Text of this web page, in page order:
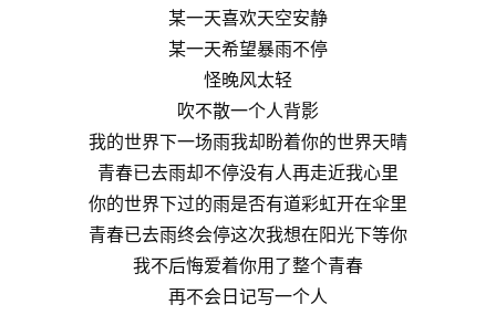
某一天喜欢天空安静
某一天希望暴雨不停
怪晚风太轻
吹不散一个人背影
我的世界下一场雨我却盼着你的世界天晴
青春已去雨却不停没有人再走近我心里
你的世界下过的雨是否有道彩虹开在伞里
青春已去雨终会停这次我想在阳光下等你
我不后悔爱着你用了整个青春
再不会日记写一个人